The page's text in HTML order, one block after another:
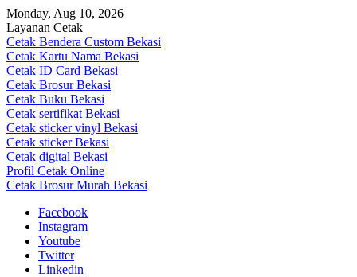
Skip
to
content
Monday, Aug 10, 2026
Layanan Cetak
Cetak Bendera Custom Bekasi
Cetak Kartu Nama Bekasi
Cetak ID Card Bekasi
Cetak Brosur Bekasi
Cetak Buku Bekasi
Cetak sertifikat Bekasi
Cetak sticker vinyl Bekasi
Cetak sticker Bekasi
Cetak digital Bekasi
Profil Cetak Online
Cetak Brosur Murah Bekasi
Facebook
Instagram
Youtube
Twitter
Linkedin